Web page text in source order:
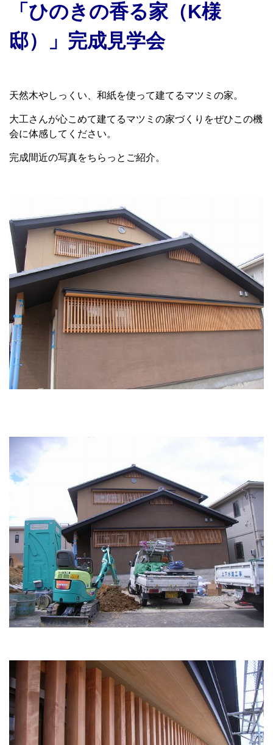
「ひのきの香る家（K様
邸）」完成見学会
天然木やしっくい、和紙を使って建てるマツミの家。
大工さんが心こめて建てるマツミの家づくりをぜひこの機
会に体感してください。
完成間近の写真をちらっとご紹介。